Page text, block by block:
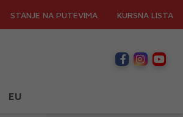
STANJE NA PUTEVIMA KURSNA LISTA
EU